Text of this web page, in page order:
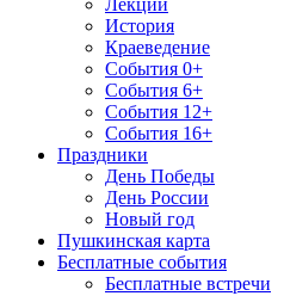
Лекции
История
Краеведение
События 0+
События 6+
События 12+
События 16+
Праздники
День Победы
День России
Новый год
Пушкинская карта
Бесплатные события
Бесплатные встречи